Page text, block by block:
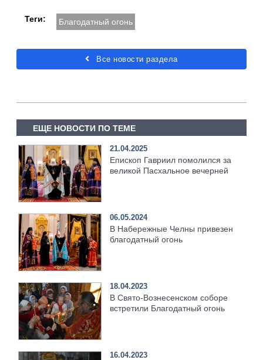
Теги: Благодатный огонь
Все новости раздела
ЕЩЕ НОВОСТИ ПО ТЕМЕ
21.04.2025
Епископ Гавриил помолился за
великой Пасхальное вечерней
06.05.2024
В Набережные Челны привезен
благодатный огонь
18.04.2023
В Свято-Вознесенском соборе
встретили Благодатный огонь
16.04.2023